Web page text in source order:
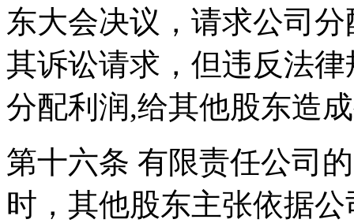
东大会决议，请求公司
其诉讼请求，但违反法
分配利润,给其他股东造
第十六条 有限责任公司
时，其他股东主张依据